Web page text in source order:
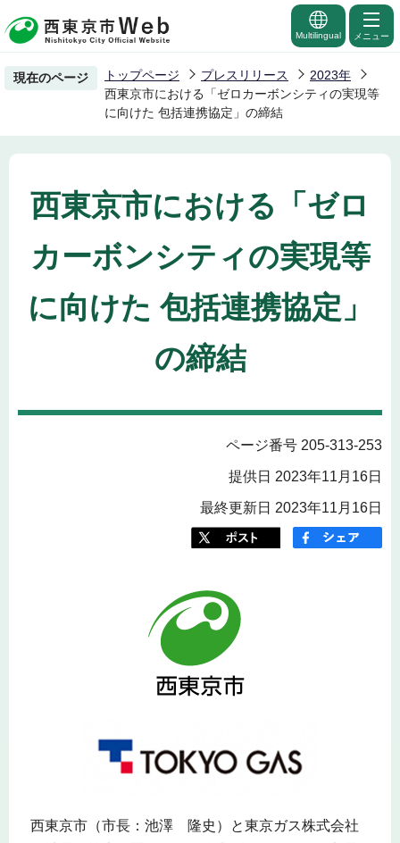
の
ー
の
先
Multilingual メニュー
現在のページ トップページ プレスリリース
2023年
西東京市における「ゼロカーボンシティの実現等
に向けた 包括連携協定」の締結
西東京市における「ゼロ
カーボンシティの実現等
に向けた 包括連携協定」
の締結
ページ番号 205-313-253
提供日 2023年11月16日
最終更新日 2023年11月16日
西東京市（市長：池澤 隆史）と東京ガス株式会社